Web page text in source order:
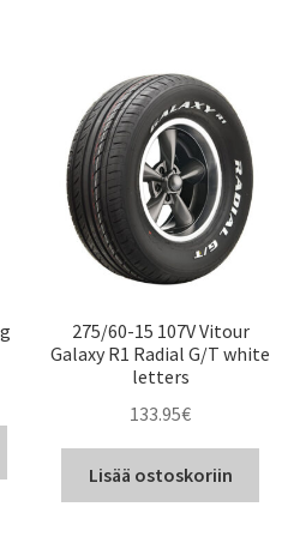
275/60-15 107V Vitour
Galaxy R1 Radial G/T white
letters
133.95€
Lisää ostoskoriin